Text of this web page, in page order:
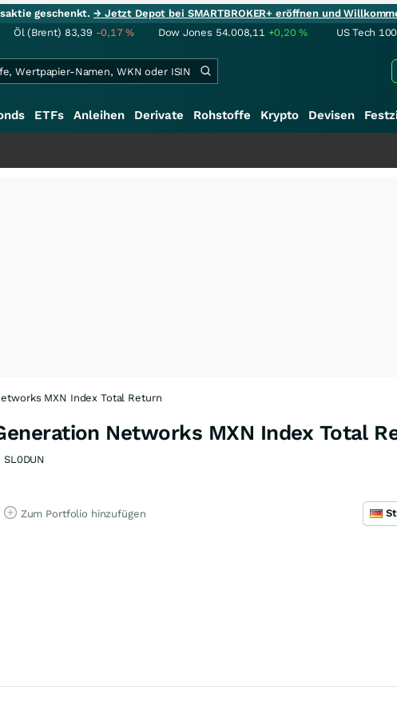
geschenkt.→ Jetzt Depot bei SMARTBROKER+ eröffnen und
Öl (Brent) 83,39 -0,17% Dow Jones 54.008,11 +0,20% US Tech 100
ETFs Anleihen Derivate Rohstoffe Krypto Devisen
MXN Index Total Return
Networks MXN Index Total
SL0DUN
Zum Portfolio hinzufügen